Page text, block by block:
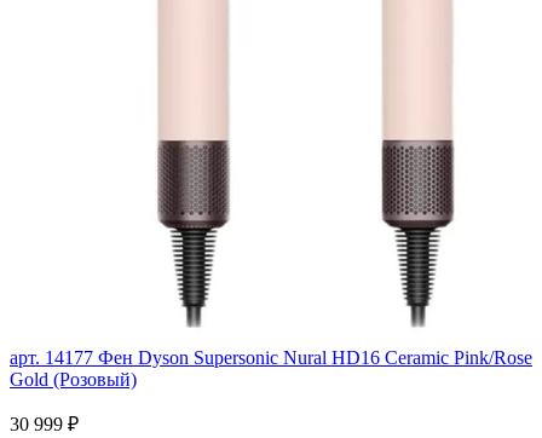
арт. 14177 Фен Dyson Supersonic Nural HD16 Ceramic Pink/Rose
Gold (Розовый)
30 999 ₽